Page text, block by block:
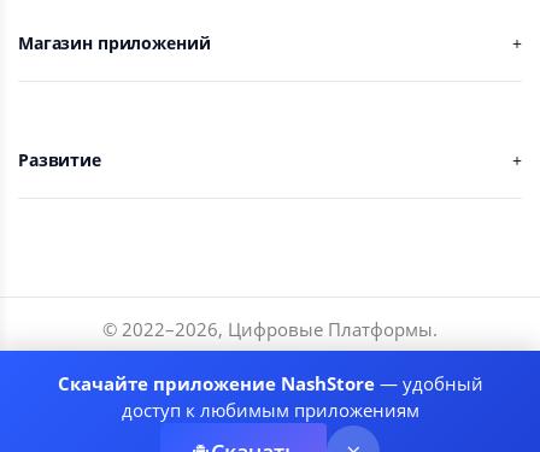
Магазин приложений
Развитие
© 2022–2026, Цифровые Платформы.
Разработчики
Соглашение
Скачайте приложение NashStore— удобный
доступ к любимым приложениям